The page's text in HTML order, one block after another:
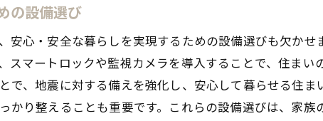
注文住宅を選ぶ際の注意点と安城市での成功事
予算オーバーを防ぐためのポイント
信頼できる建築会社の選び方
工事期間中のトラブル回避策
の設備選び
安心・安全な暮らしを実現するための設備選びも欠か
スマートロックや監視カメラを導入することで、住ま
で、地震に対する備えを強化し、安心して暮らせる住
かり整えることも重要です。これらの設備選びは、家族